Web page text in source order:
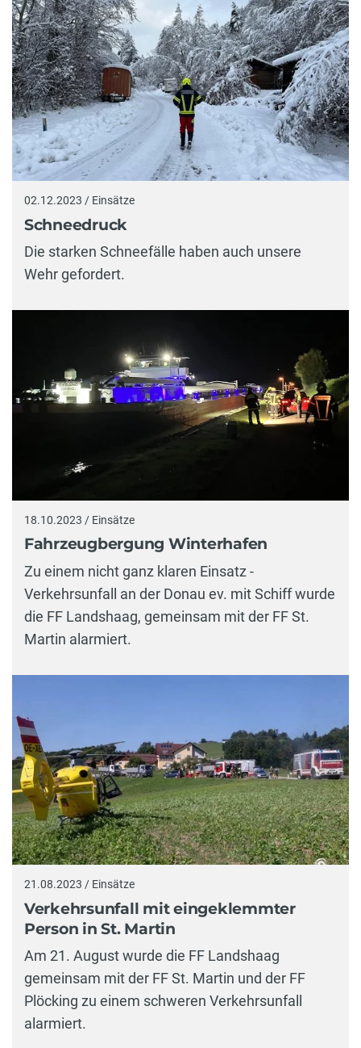
02.12.2023 / Einsätze
Schneedruck
Die starken Schneefälle haben auch unsere
Wehr gefordert.
18.10.2023 / Einsätze
Fahrzeugbergung Winterhafen
Zu einem nicht ganz klaren Einsatz -
Verkehrsunfall an der Donau ev. mit Schiff wurde
die FF Landshaag, gemeinsam mit der FF St.
Martin alarmiert.
21.08.2023 / Einsätze
Verkehrsunfall mit eingeklemmter
Person in St. Martin
Am 21. August wurde die FF Landshaag
gemeinsam mit der FF St. Martin und der FF
Plöcking zu einem schweren Verkehrsunfall
alarmiert.